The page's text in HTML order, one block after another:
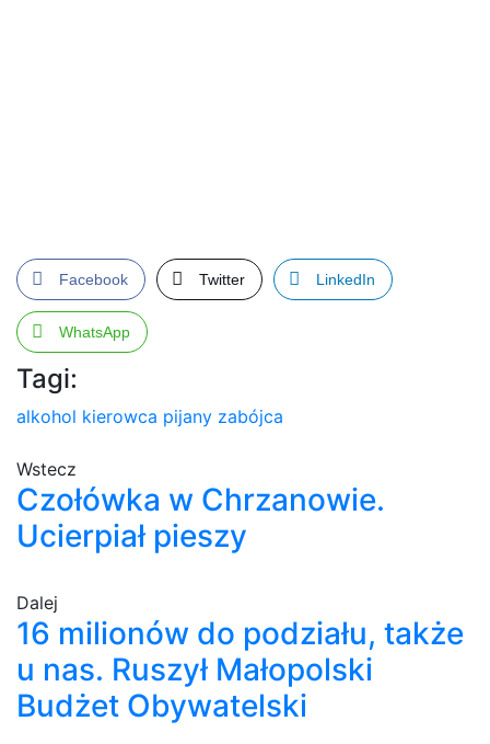
Facebook Twitter LinkedIn
WhatsApp
Tagi:
alkohol kierowca pijany zabójca
Wstecz
Czołówka w Chrzanowie.
Ucierpiał pieszy
Dalej
16 milionów do podziału, także
u nas. Ruszył Małopolski
Budżet Obywatelski